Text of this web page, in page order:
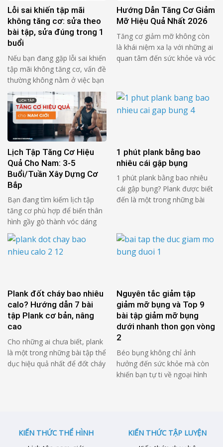
Lỗi sai khiến tập mãi
không tăng cơ: sửa theo
bài tập, sửa đúng trong 1
buổi
Nếu bạn đang gặp lỗi sai khiến
tập mãi không tăng cơ, vấn đề
thường không nằm ở việc bạn
“thiếu chăm”, mà nằm ở rep
không tạo đủ lực lên cơ mục
tiêu trong đủ thời gian. Bạn
thấy mệt, thấy nặng, nhưng cơ
không “nhận bài”. 4 câu hỏi tự
Hướng Dẫn Tăng Cơ Giảm
Mỡ Hiệu Quả Nhất 2026
Tăng cơ giảm mỡ không còn
là khái niệm xa lạ với những ai
quan tâm đến sức khỏe và vóc
tập luyện thông minh. Khi thực
hiện đúng, bạn không chỉ gọn
gàng hơn mà còn khỏe mạnh,
Lịch Tập Tăng Cơ Hiệu
Quả Cho Nam: 3-5
Buổi/Tuần Xây Dựng Cơ
Bắp
Bạn đang tìm kiếm lịch tập
tăng cơ phù hợp để biến thân
hình gầy gò thành vóc dáng
săn chắc? Bài viết này sẽ
hướng dẫn bạn chi tiết về các
lịch tập 3-4-5 buổi mỗi tuần,
Chúng ta sẽ khám phá …
1 phút plank bằng bao
nhiêu cái gập bụng
1 phút plank bằng bao nhiêu
cái gập bụng? Plank được biết
đến là một trong những bài
nữ. So với động tác ngồi lên
hoặc chống đẩy, đây là một
trong những bài tập cơ bụng
Plank đốt cháy bao nhiêu
calo? Hướng dẫn 7 bài
tập Plank cơ bản, nâng
cao
Cho những ai chưa biết, plank
là một trong những bài tập thể
dục hiệu quả nhất để đốt cháy
giải đáp những …
Nguyên tắc giảm tập
giảm mỡ bụng và Top 9
bài tập giảm mỡ bụng
dưới nhanh thon gọn vòng
2
Béo bụng không chỉ ảnh
hưởng đến sức khỏe mà còn
khiến bạn tự ti về ngoại hình
gọn nhanh chóng. 1. Nguyên
tắc để tăng hiệu quả …
KIẾN THỨC THỂ HÌNH
KIẾN THỨC TẬP LUYỆN